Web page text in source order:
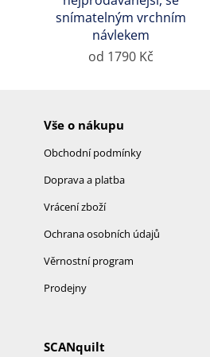
snímatelným vrchním
návlekem
od 1790 Kč
Vše o nákupu
Obchodní podmínky
Doprava a platba
Vrácení zboží
Ochrana osobních údajů
Věrnostní program
Prodejny
SCANquilt